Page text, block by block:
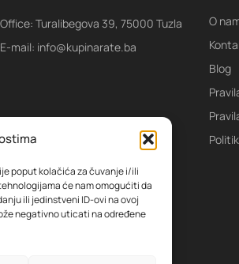
poput kolačića za čuvanje i/ili
će nam omogućiti da
ili jedinstveni ID-ovi na ovoj
negativno uticati na određene
Office: Turalibegova 39, 75000 Tuzla
E-mail: info@kupinarate.ba
O
Blog